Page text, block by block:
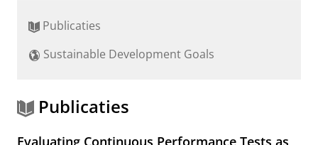
r
h
r
t
Publicaties
Sustainable Development Goals
Publicaties
Evaluating Continuous Performance Tests as